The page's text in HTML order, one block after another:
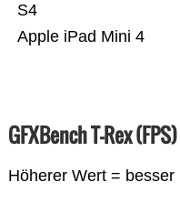
Apple iPad Mini 4
S4
GFXBench T-Rex (FPS)
Höherer Wert = besser